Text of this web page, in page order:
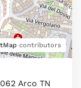
contributors
Arco TN